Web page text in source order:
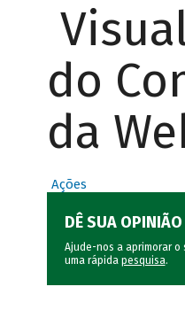
do
da
Ações
DÊ SUA OPINIÃO
Ajude-nos a aprimorar o
uma rápida pesquisa.